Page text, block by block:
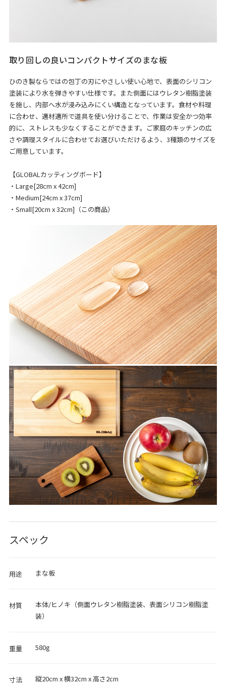
取り回しの良いコンパクトサイズのまな板
ひのき製ならではの包丁の刃にやさしい使い心地で、表面のシリコン
塗装により水を弾きやすい仕様です。また側面にはウレタン樹脂塗装
を施し、内部へ水が浸み込みにくい構造となっています。食材や料理
に合わせ、適材適所で道具を使い分けることで、作業は安全かつ効率
的に、ストレスも少なくすることができます。ご家庭のキッチンの広
さや調理スタイルに合わせてお選びいただけるよう、3種類のサイズを
ご用意しています。
【GLOBALカッティングボード】
・ Large[28cm x 42cm]
・ Medium[24cm x 37cm]
・Small[20cm x 32cm]（この商品）
スペック
用途 まな板
材質
本体/ヒノキ（側面ウレタン樹脂塗装、表面シリコン樹脂塗
装）
重量 580g
寸法 縦20cm x 横32cm x 高さ2cm